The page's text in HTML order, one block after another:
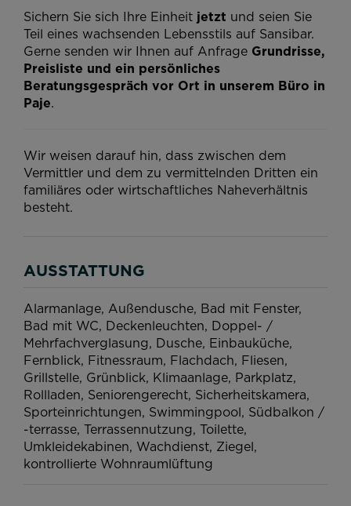
Sichern Sie sich Ihre Einheit jetzt und seien Sie
Teil eines wachsenden Lebensstils auf Sansibar.
Gerne senden wir Ihnen auf Anfrage Grundrisse,
Preisliste und ein persönliches
Beratungsgespräch vor Ort in unserem Büro in
Paje.
Wir weisen darauf hin, dass zwischen dem
Vermittler und dem zu vermittelnden Dritten ein
familiäres oder wirtschaftliches Naheverhältnis
besteht.
AUSSTATTUNG
Alarmanlage Außendusche Bad mit Fenster
Bad mit WC Deckenleuchten Doppel- /
Mehrfachverglasung Dusche Einbauküche
Fernblick Fitnessraum Flachdach Fliesen
Grillstelle Grünblick Klimaanlage Parkplatz
Rollladen Seniorengerecht Sicherheitskamera
Sporteinrichtungen Swimmingpool Südbalkon /
-terrasse Terrassennutzung Toilette
Umkleidekabinen Wachdienst Ziegel
kontrollierte Wohnraumlüftung